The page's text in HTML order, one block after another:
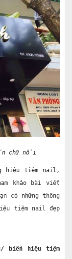
chữ nổi
hiệu tiệm nail,
khảo bài viết
có những thông
tiệm nail đẹp
biển hiệu tiệm